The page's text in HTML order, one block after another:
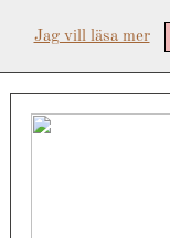
Jag vill läsa mer